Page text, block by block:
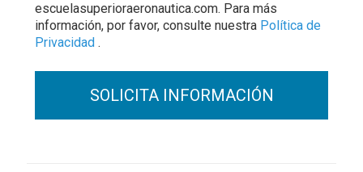
escuelasuperioraeronautica.com. Para más
información, por favor, consulte nuestra Política de
Privacidad .